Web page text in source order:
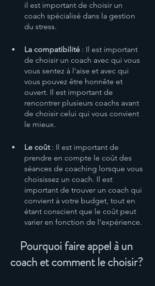
il est important de choisir un
coach spécialisé dans la gestion
du stress.
La compatibilité : Il est important
de choisir un coach avec qui vous
vous sentez à l'aise et avec qui
vous pouvez être honnête et
ouvert. Il est important de
rencontrer plusieurs coachs avant
de choisir celui qui vous convient
le mieux.
Le coût : Il est important de
prendre en compte le coût des
séances de coaching lorsque vous
choisissez un coach. Il est
important de trouver un coach qui
convient à votre budget, tout en
étant conscient que le coût peut
varier en fonction de l'expérience.
Pourquoi faire appel à un
coach et comment le choisir?